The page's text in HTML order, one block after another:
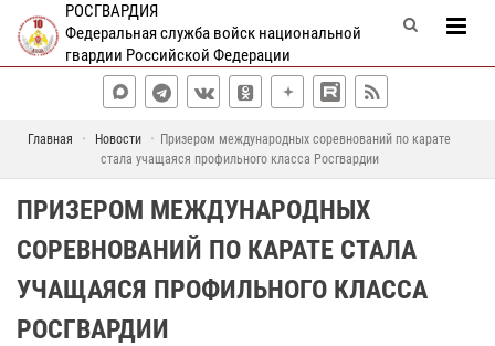
РОСГВАРДИЯ
Федеральная служба войск национальной
гвардии Российской Федерации
Главная Новости
Призером международных соревнований по карате
стала учащаяся профильного класса Росгвардии
ПРИЗЕРОМ МЕЖДУНАРОДНЫХ
СОРЕВНОВАНИЙ ПО КАРАТЕ СТАЛА
УЧАЩАЯСЯ ПРОФИЛЬНОГО КЛАССА
РОСГВАРДИИ